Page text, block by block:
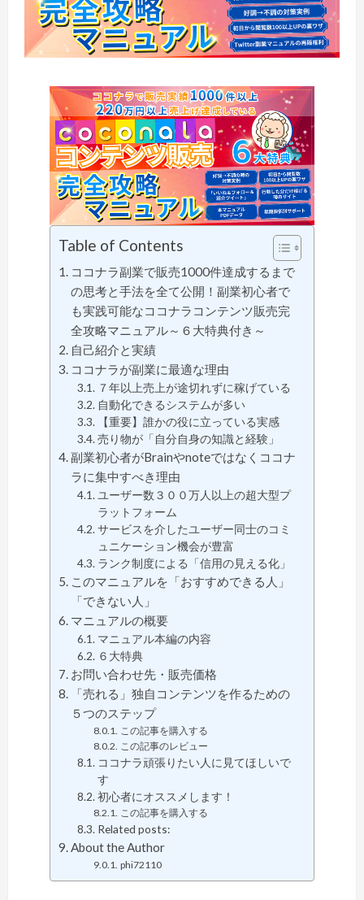
Table of Contents
ココナラ副業で販売1000件達成するまで
の思考と手法を全て公開！副業初心者で
も実践可能なココナラコンテンツ販売完
全攻略マニュアル～６大特典付き～
自己紹介と実績
ココナラが副業に最適な理由
７年以上売上が途切れずに稼げている
自動化できるシステムが多い
【重要】誰かの役に立っている実感
売り物が「自分自身の知識と経験」
副業初心者がBrainやnoteではなくココナ
ラに集中すべき理由
ユーザー数３００万人以上の超大型プ
ラットフォーム
サービスを介したユーザー同士のコミ
ュニケーション機会が豊富
ランク制度による「信用の見える化」
このマニュアルを「おすすめできる人」
「できない人」
マニュアルの概要
マニュアル本編の内容
６大特典
お問い合わせ先・販売価格
「売れる」独自コンテンツを作るための
５つのステップ
この記事を購入する
この記事のレビュー
ココナラ頑張りたい人に見てほしいで
す
初心者にオススメします！
この記事を購入する
Related posts:
About the Author
phi72110